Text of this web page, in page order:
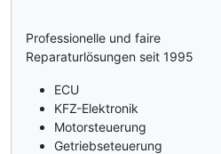
Professionelle und faire
Reparaturlösungen seit 1995
ECU
KFZ-Elektronik
Motorsteuerung
Getriebseteuerung